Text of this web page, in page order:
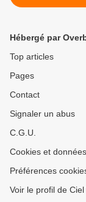
Hébergé par
Top articles
Pages
Contact
Signaler un abus
C.G.U.
Cookies et
Préférences
Voir le profil de